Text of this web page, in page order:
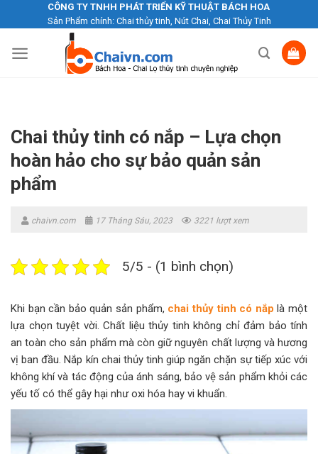
to
content
CÔNG TY TNHH PHÁT TRIỂN KỸ THUẬT BÁCH HOA
Sản Phẩm chính: Chai thủy tinh, Nút Chai, Chai Thủy Tinh
Chai thủy tinh có nắp – Lựa chọn
hoàn hảo cho sự bảo quản sản
phẩm
chaivn.com 17 Tháng Sáu, 2023 3221 lượt xem
5/5 - (1 bình chọn)
Khi bạn cần bảo quản sản phẩm, chai thủy tinh có nắp là một
lựa chọn tuyệt vời. Chất liệu thủy tinh không chỉ đảm bảo tính
an toàn cho sản phẩm mà còn giữ nguyên chất lượng và hương
vị ban đầu. Nắp kín chai thủy tinh giúp ngăn chặn sự tiếp xúc với
không khí và tác động của ánh sáng, bảo vệ sản phẩm khỏi các
yếu tố có thể gây hại như oxi hóa hay vi khuẩn.